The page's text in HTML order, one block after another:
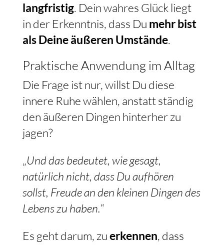
langfristig. Dein wahres Glück liegt
in der Erkenntnis, dass Du mehr bist
als Deine äußeren Umstände.
Praktische Anwendung im Alltag
Die Frage ist nur, willst Du diese
innere Ruhe wählen, anstatt ständig
den äußeren Dingen hinterher zu
jagen?
„Und das bedeutet, wie gesagt,
natürlich nicht, dass Du aufhören
sollst, Freude an den kleinen Dingen des
Lebens zu haben.“
Es geht darum, zuerkennen, dass